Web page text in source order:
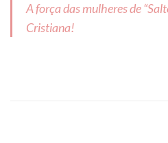
A força das mulheres de
Cristiana!